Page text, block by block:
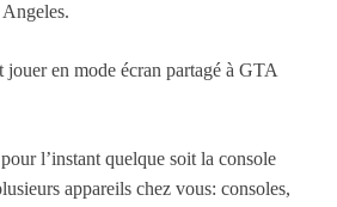
jouer en mode écran partagé à GTA
l’instant quelque soit la console
appareils chez vous: consoles,